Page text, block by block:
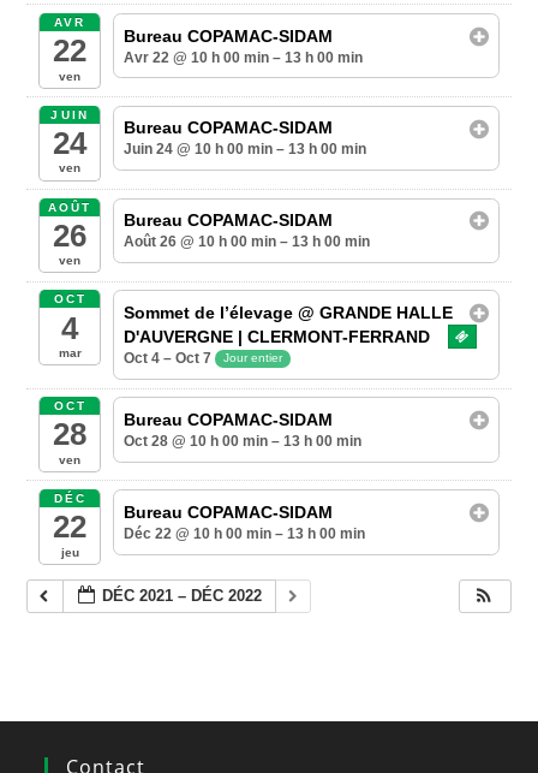
AVR
22
ven
Bureau COPAMAC-SIDAM
Avr 22 @ 10 h 00 min – 13 h 00 min
JUIN
24
ven
Bureau COPAMAC-SIDAM
Juin 24 @ 10 h 00 min – 13 h 00 min
AOÛT
26
ven
Bureau COPAMAC-SIDAM
Août 26 @ 10 h 00 min – 13 h 00 min
OCT
4
mar
Sommet de l’élevage @ GRANDE HALLE
D'AUVERGNE | CLERMONT-FERRAND
Oct 4 – Oct 7 Jour entier
OCT
28
ven
Bureau COPAMAC-SIDAM
Oct 28 @ 10 h 00 min – 13 h 00 min
DÉC
22
jeu
Bureau COPAMAC-SIDAM
Déc 22 @ 10 h 00 min – 13 h 00 min
DÉC 2021 – DÉC 2022
Contact